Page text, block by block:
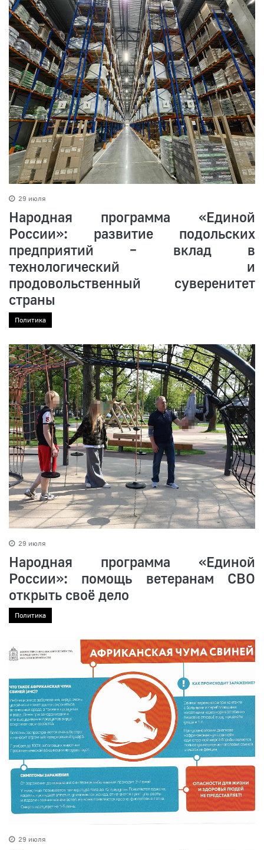
29 июля
Народная программа «Единой
России»: развитие подольских
предприятий – вклад в
технологический и
продовольственный суверенитет
страны
Политика
29 июля
Народная программа «Единой
России»: помощь ветеранам СВО
открыть своё дело
Политика
29 июля